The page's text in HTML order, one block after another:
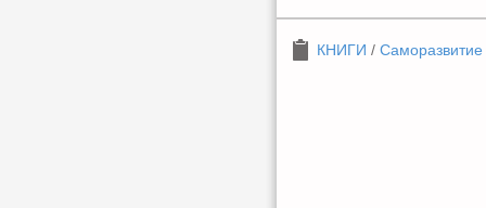
КНИГИ / Саморазвитие